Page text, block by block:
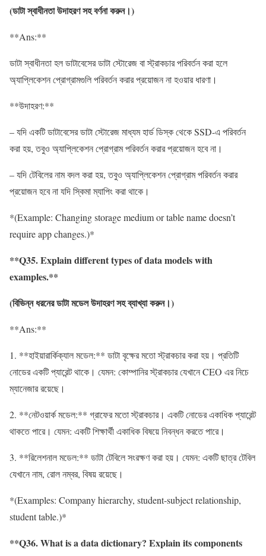
(ডাটাস্বাধীনতাউদাহরণসহবর্ণনাকরুন।)
**Ans:**
ডাটা স্বাধীনতা হল ডাটাবেসের ডাটা স্টোরেজ বা স্ট্রাকচার পরিবর্তন করা হলে
অ্যাপ্লিকেশন প্রোগ্রামগুলি পরিবর্তন করার প্রয়োজন না হওয়ার ধারণা।
**উদাহরণ:**
– যদি একটি ডাটাবেসের ডাটা স্টোরেজ মাধ্যম হার্ড ডিস্ক থেকে SSD-এ পরিবর্তন
করা হয়, তবুও অ্যাপ্লিকেশন প্রোগ্রাম পরিবর্তন করার প্রয়োজন হবে না।
– যদি টেবিলের নাম বদল করা হয়, তবুও অ্যাপ্লিকেশন প্রোগ্রাম পরিবর্তন করার
প্রয়োজন হবে না যদি স্কিমা ম্যাপিং করা থাকে।
*(Example: Changing storage medium or table name doesn’t
require app changes.)*
**Q35. Explain different types of data models with
examples.**
(বিভিন্ন ধরনেরডাটামডেলউদাহরণসহব্যাখ্যাকরুন।)
**Ans:**
1. **হাইয়ারার্কিক্যাল মডেল:** ডাটা বৃক্ষের মতো স্ট্রাকচার করা হয়। প্রতিটি
নোডের একটি প্যারেন্ট থাকে। যেমন: কোম্পানির স্ট্রাকচার যেখানে CEO এর নিচে
ম্যানেজার রয়েছে।
2. **নেটওয়ার্ক মডেল:** গ্রাফের মতো স্ট্রাকচার। একটি নোডের একাধিক প্যারেন্ট
থাকতে পারে। যেমন: একটি শিক্ষার্থী একাধিক বিষয়ে নিবন্ধন করতে পারে।
3. **রিলেশনাল মডেল:** ডাটা টেবিলে সংরক্ষণ করা হয়। যেমন: একটি ছাত্র টেবিল
যেখানে নাম, রোল নম্বর, বিষয় রয়েছে।
*(Examples: Company hierarchy, student-subject relationship,
student table.)*
**Q36. What is a data dictionary? Explain its components